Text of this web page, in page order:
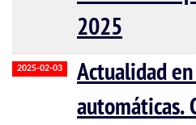
2025
2025-02-03
Actualidad
automáticas.